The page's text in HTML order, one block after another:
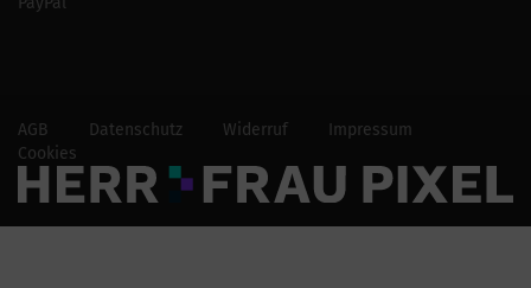
AGB Datenschutz Widerruf
Impressum
Cookies